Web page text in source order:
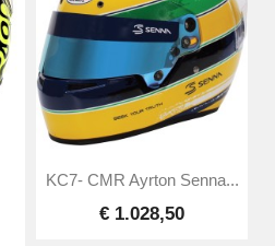
KC7- CMR Ayrton Senna...
€ 1.028,50